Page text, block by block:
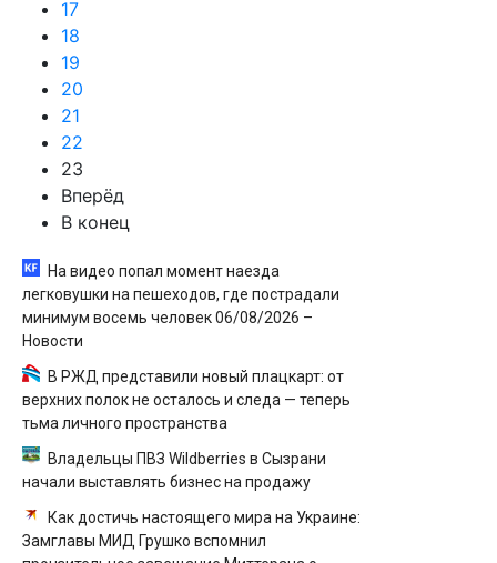
17
18
19
20
21
22
23
Вперёд
В конец
На видео попал момент наезда
легковушки на пешеходов, где пострадали
минимум восемь человек 06/08/2026 –
Новости
В РЖД представили новый плацкарт: от
верхних полок не осталось и следа — теперь
тьма личного пространства
Владельцы ПВЗ Wildberries в Сызрани
начали выставлять бизнес на продажу
Как достичь настоящего мира на Украине:
Замглавы МИД Грушко вспомнил